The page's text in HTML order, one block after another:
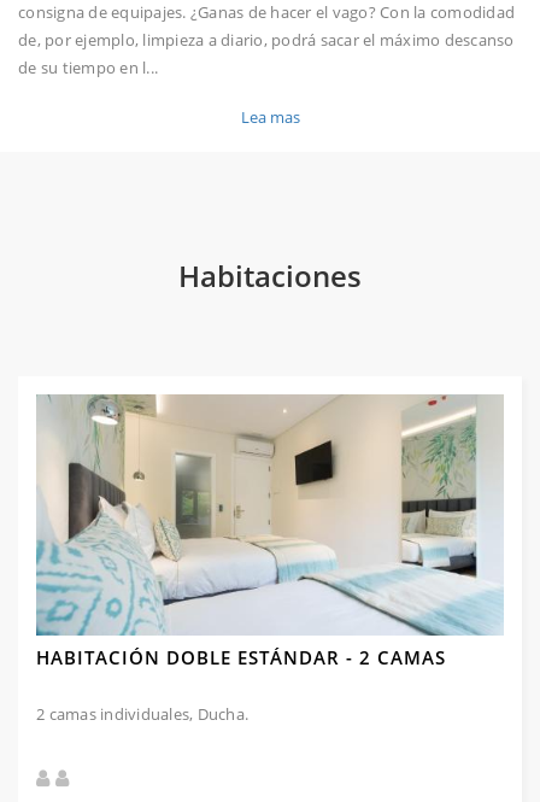
consigna de equipajes. ¿Ganas de hacer el vago? Con la comodidad
de, por ejemplo, limpieza a diario, podrá sacar el máximo descanso
de su tiempo en l...
Lea mas
Habitaciones
HABITACIÓN DOBLE ESTÁNDAR - 2 CAMAS
2 camas individuales, Ducha.